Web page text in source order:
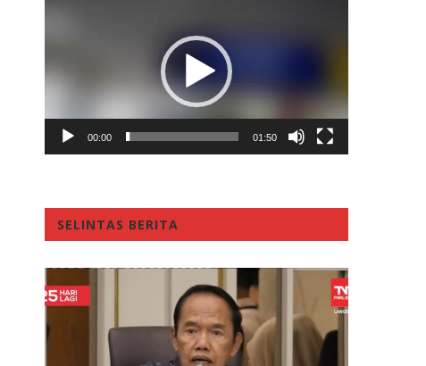
00:00 01:50
SELINTAS BERITA